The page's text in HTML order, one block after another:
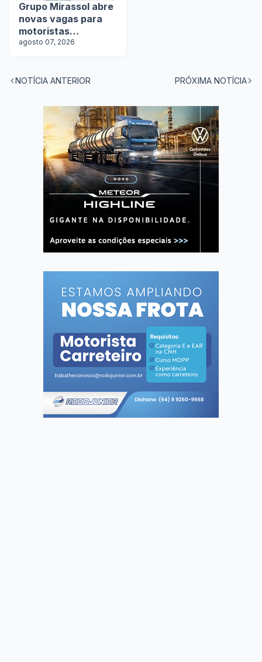
Grupo Mirassol abre
novas vagas para
motoristas
categoria D e E
agosto 07, 2026
NOTÍCIA ANTERIOR PRÓXIMA NOTÍCIA